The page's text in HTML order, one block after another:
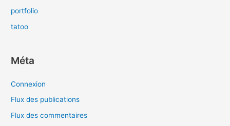
portfolio
tatoo
Méta
Connexion
Flux des publications
Flux des commentaires